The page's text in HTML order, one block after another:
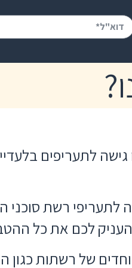
לתעריפים
רשת סוכני
לכם את כל